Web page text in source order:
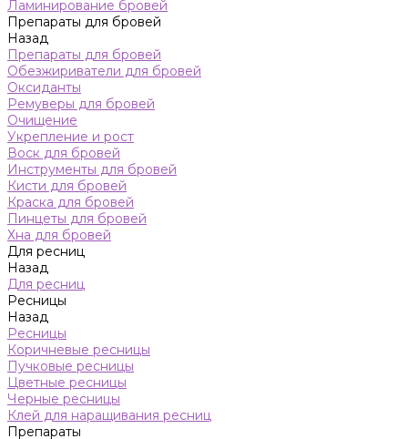
Ламинирование бровей
Препараты для бровей
Назад
Препараты для бровей
Обезжириватели для бровей
Оксиданты
Ремуверы для бровей
Очищение
Укрепление и рост
Воск для бровей
Инструменты для бровей
Кисти для бровей
Краска для бровей
Пинцеты для бровей
Хна для бровей
Для ресниц
Назад
Для ресниц
Ресницы
Назад
Ресницы
Коричневые ресницы
Пучковые ресницы
Цветные ресницы
Черные ресницы
Клей для наращивания ресниц
Препараты